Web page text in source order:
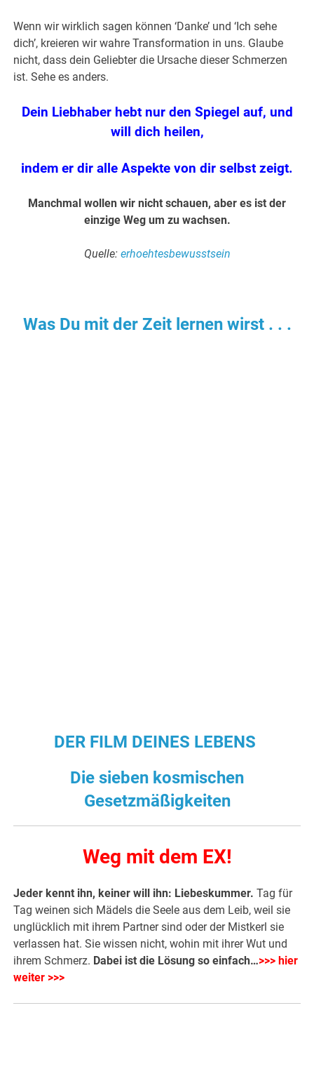
Wenn wir wirklich sagen können ‘Danke’ und ‘Ich sehe
dich’, kreieren wir wahre Transformation in uns. Glaube
nicht, dass dein Geliebter die Ursache dieser Schmerzen
ist. Sehe es anders.
Dein Liebhaber hebt nur den Spiegel auf, und
will dich heilen,
indem er dir alle Aspekte von dir selbst zeigt.
Manchmal wollen wir nicht schauen, aber es ist der
einzige Weg um zu wachsen.
Quelle: erhoehtesbewusstsein
Was Du mit der Zeit lernen wirst . . .
DER FILM DEINES LEBENS
Die sieben kosmischen
Gesetzmäßigkeiten
Weg mit dem EX!
Jeder kennt ihn, keiner will ihn: Liebeskummer. Tag für
Tag weinen sich Mädels die Seele aus dem Leib, weil sie
unglücklich mit ihrem Partner sind oder der Mistkerl sie
verlassen hat. Sie wissen nicht, wohin mit ihrer Wut und
ihrem Schmerz. Dabei ist die Lösung so einfach…>>> hier
weiter >>>